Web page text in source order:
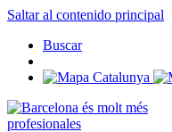
Saltar al contenido principal
Buscar
profesionales